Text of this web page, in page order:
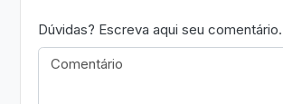
Dúvidas? Escreva aqui seu comentário.